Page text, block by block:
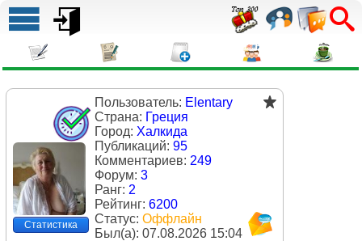
Статистика
Пользователь: Elentary
Страна: Греция
Город: Халкида
Публикаций: 95
Комментариев: 249
Форум: 3
Ранг: 2
Рейтинг: 6200
Статус: Оффлайн
Был(a): 07.08.2026 15:04